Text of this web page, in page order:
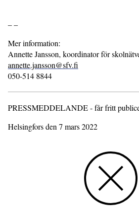
– –
Mer information:
Annette Jansson, koordinator för
annette.jansson@sfv.fi
050-514 8844
PRESSMEDDELANDE - får fritt
Helsingfors den 7 mars 2022